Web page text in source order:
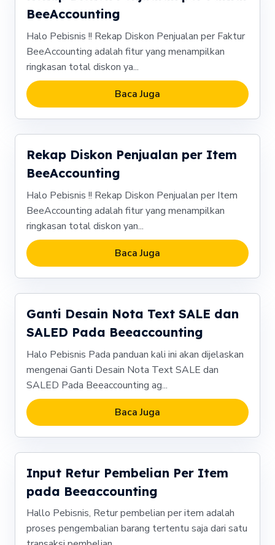
BeeAccounting
Halo Pebisnis !! Rekap Diskon Penjualan per Faktur
BeeAccounting adalah fitur yang menampilkan
ringkasan total diskon ya...
Baca Juga
Rekap Diskon Penjualan per Item
BeeAccounting
Halo Pebisnis !! Rekap Diskon Penjualan per Item
BeeAccounting adalah fitur yang menampilkan
ringkasan total diskon yan...
Baca Juga
Ganti Desain Nota Text SALE dan
SALED Pada Beeaccounting
Halo Pebisnis Pada panduan kali ini akan dijelaskan
mengenai Ganti Desain Nota Text SALE dan
SALED Pada Beeaccounting ag...
Baca Juga
Input Retur Pembelian Per Item
pada Beeaccounting
Hallo Pebisnis, Retur pembelian per item adalah
proses pengembalian barang tertentu saja dari satu